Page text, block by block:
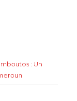
: Un